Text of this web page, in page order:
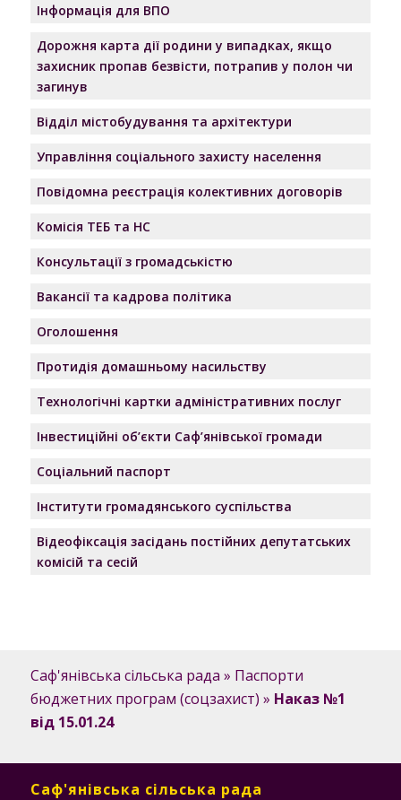
Інформація для ВПО
Дорожня карта дії родини у випадках, якщо
захисник пропав безвісти, потрапив у полон чи
загинув
Відділ містобудування та архітектури
Управління соціального захисту населення
Повідомна реєстрація колективних договорів
Комісія ТЕБ та НС
Консультації з громадськістю
Вакансії та кадрова політика
Оголошення
Протидія домашньому насильству
Технологічні картки адміністративних послуг
Інвестиційні об’єкти Саф’янівської громади
Соціальний паспорт
Інститути громадянського суспільства
Відеофіксація засідань постійних депутатських
комісій та сесій
Саф'янівська сільська рада » Паспорти
бюджетних програм (соцзахист) » Наказ №1
від 15.01.24
Саф'янівська сільська рада